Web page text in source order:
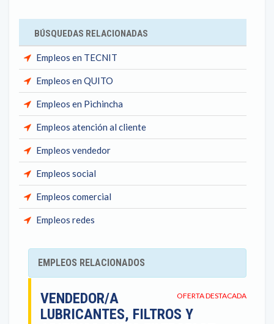
BÚSQUEDAS RELACIONADAS
Empleos en TECNIT
Empleos en QUITO
Empleos en Pichincha
Empleos atención al cliente
Empleos vendedor
Empleos social
Empleos comercial
Empleos redes
EMPLEOS RELACIONADOS
OFERTA DESTACADA
VENDEDOR/A
LUBRICANTES, FILTROS Y